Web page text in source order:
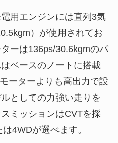
用エンジンには直列3気
）が使用されてお
ーは136ps/30.6kgmのパ
ベースのノートに搭載
ーターよりも高出力で設
としての力強い走りを
ミッションはCVTを採
4WDが選べます。